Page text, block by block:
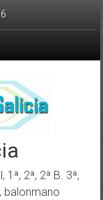
2ª, 2ª B. 3ª,
balonmano